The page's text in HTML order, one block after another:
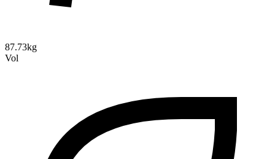
87.73kg
Vol